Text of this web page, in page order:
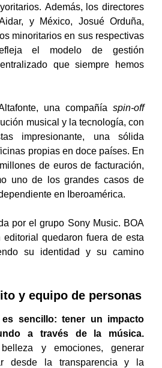
Además, los directores
y México, Josué Orduña,
minoritarios en sus respectivas
el modelo de gestión
que siempre hemos
una compañía spin-off
musical y la tecnología, con
impresionante, una sólida
propias en doce países. En
de euros de facturación,
uno de los grandes casos de
en Iberoamérica.
por el grupo Sony Music. BOA
quedaron fuera de esta
su identidad y su camino
y equipo de personas
sencillo: tener un impacto
a través de la música.
y emociones, generar
desde la transparencia y la